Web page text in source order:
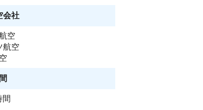
会社
空
航空
間